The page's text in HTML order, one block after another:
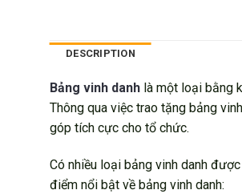
DESCRIPTION
Bảng vinh danh là một loại bằng
Thông qua việc trao tặng bảng
góp tích cực cho tổ chức.
Có nhiều loại bảng vinh danh
điểm nổi bật về bảng vinh danh: